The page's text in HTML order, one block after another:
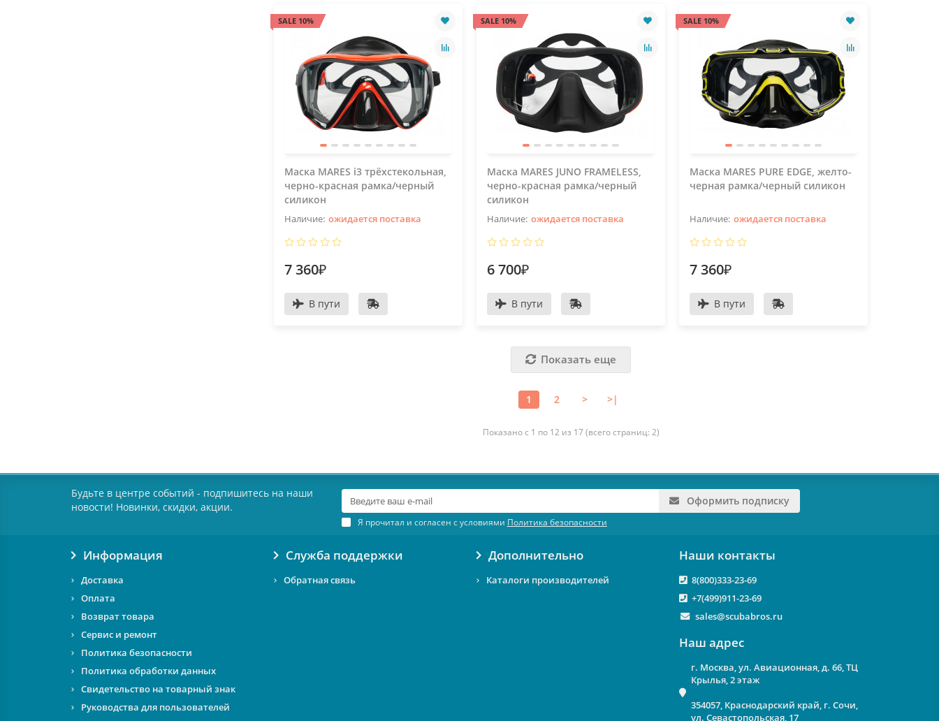
SALE 10%
Маска MARES i3 трёхстекольная,
черно-красная рамка/черный
силикон
ожидается поставка
7 360₽
В пути
SALE 10%
Маска MARES JUNO FRAMELESS,
черно-красная рамка/черный
силикон
ожидается поставка
6 700₽
В пути
SALE 10%
Маска MARES PURE EDGE, желто-
черная рамка/черный силикон
ожидается поставка
7 360₽
В пути
Показать еще
1 2 > >|
Показано с 1 по 12 из 17 (всего страниц: 2)
Будьте в центре событий - подпишитесь на наши
новости! Новинки, скидки, акции.
Оформить подписку
Я прочитал и согласен с условиями Политика безопасности
Информация
Доставка
Оплата
Возврат товара
Сервис и ремонт
Политика безопасности
Политика обработки данных
Свидетельство на товарный знак
Руководства для пользователей
Служба поддержки
Обратная связь
Дополнительно
Каталоги производителей
Наши контакты
8(800)333-23-69
+7(499)911-23-69
sales@scubabros.ru
Наш адрес
г. Москва, ул. Авиационная, д. 66, ТЦ
Крылья, 2 этаж
354057, Краснодарский край, г. Сочи,
ул. Севастопольская, 17